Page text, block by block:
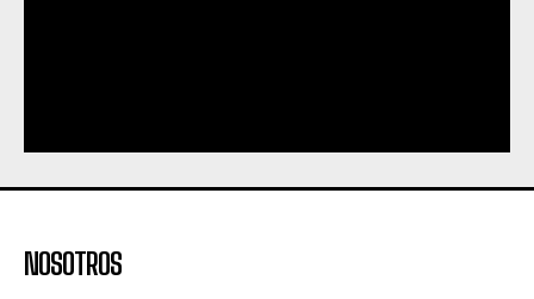
NOSOTROS